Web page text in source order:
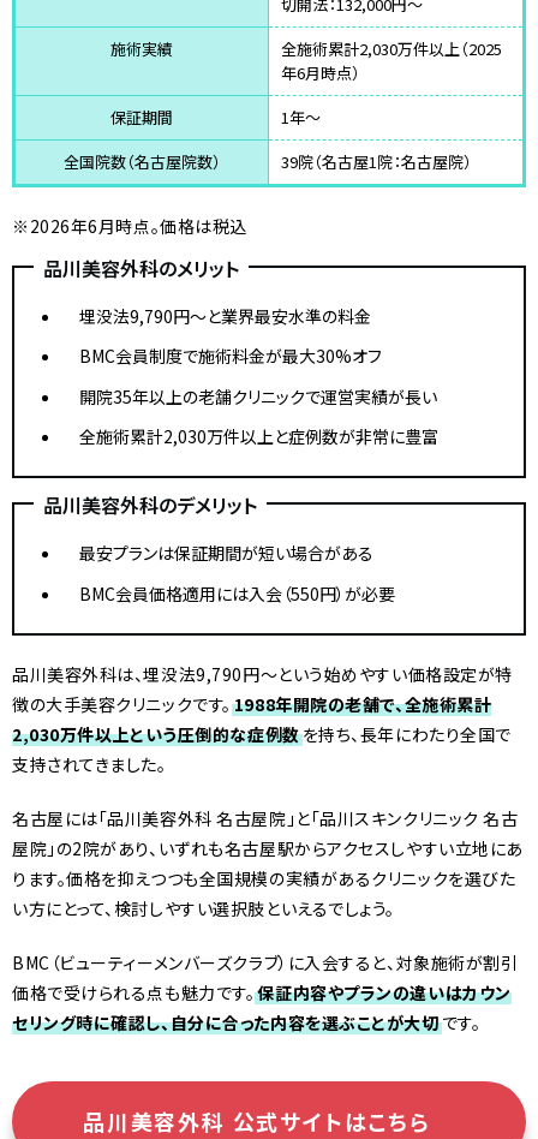
施術実績
全施術累計2,030万件以上（2025
年6月時点）
保証期間
1年～
全国院数（名古屋院数）
39院（名古屋1院：名古屋院）
※2026年6月時点。価格は税込
品川美容外科のメリット
埋没法9,790円〜と業界最安水準の料金
BMC会員制度で施術料金が最大30%オフ
開院35年以上の老舗クリニックで運営実績が長い
全施術累計2,030万件以上と症例数が非常に豊富
品川美容外科のデメリット
最安プランは保証期間が短い場合がある
BMC会員価格適用には入会（550円）が必要
品川美容外科は、埋没法9,790円〜という始めやすい価格設定が特
徴の大手美容クリニックです。 1988年開院の老舗で、全施術累計
2,030万件以上という圧倒的な症例数を持ち、長年にわたり全国で
支持されてきました。
名古屋には「品川美容外科 名古屋院」と「品川スキンクリニック 名古
屋院」の2院があり、いずれも名古屋駅からアクセスしやすい立地にあ
ります。価格を抑えつつも全国規模の実績があるクリニックを選びた
い方にとって、検討しやすい選択肢といえるでしょう。
BMC（ビューティーメンバーズクラブ）に入会すると、対象施術が割引
価格で受けられる点も魅力です。保証内容やプランの違いはカウン
セリング時に確認し、自分に合った内容を選ぶことが大切です。
品川美容外科 公式サイトはこちら